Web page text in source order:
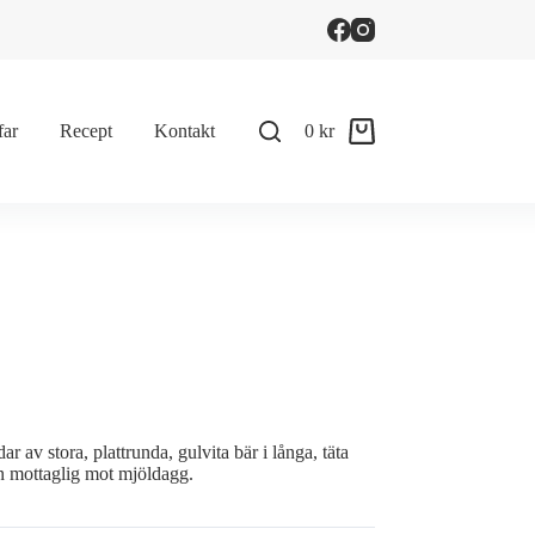
Recept Kontakt
Shopping
0kr
av stora, plattrunda, gulvita bär i långa, täta
mottaglig mot mjöldagg.